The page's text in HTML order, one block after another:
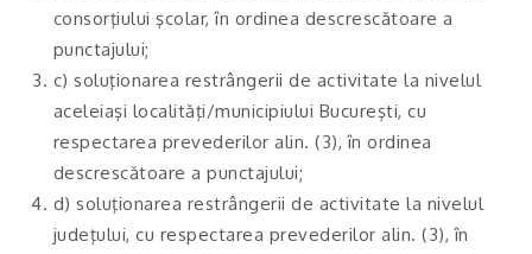
consorţiului şcolar, în ordinea descrescătoare a
punctajului;
c) soluţionarea restrângerii de activitate la nivelul
aceleiaşi localităţi/municipiului Bucureşti, cu
respectarea prevederilor alin. (3), în ordinea
descrescătoare a punctajului;
d) soluţionarea restrângerii de activitate la nivelul
judeţului, cu respectarea prevederilor alin. (3), în